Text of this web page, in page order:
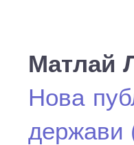
Матлай
Нова
держави